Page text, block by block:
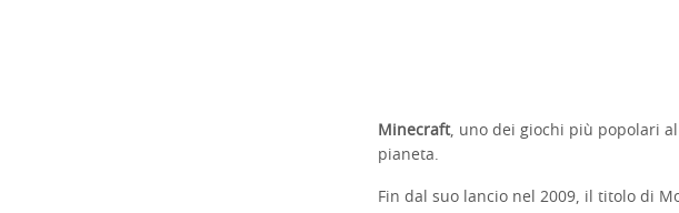
Minecraft, uno dei giochi più popolari
pianeta.
Fin dal suo lancio nel 2009, il titolo di